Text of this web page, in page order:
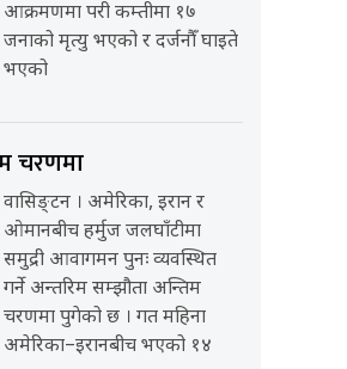
आक्रमणमा परी कम्तीमा १७
जनाको मृत्यु भएको र दर्जनौँ घाइते
भएको
चरणमा
वासिङ्टन । अमेरिका, इरान र
ओमानबीच हर्मुज जलघाँटीमा
समुद्री आवागमन पुनः व्यवस्थित
गर्ने अन्तरिम सम्झौता अन्तिम
चरणमा पुगेको छ । गत महिना
अमेरिका–इरानबीच भएको १४